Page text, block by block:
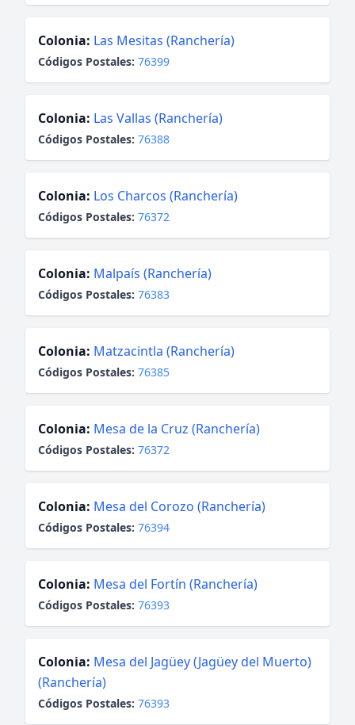
Colonia: Las Mesitas (Ranchería)
Códigos Postales: 76399
Colonia: Las Vallas (Ranchería)
Códigos Postales: 76388
Colonia: Los Charcos (Ranchería)
Códigos Postales: 76372
Colonia: Malpaís (Ranchería)
Códigos Postales: 76383
Colonia: Matzacintla (Ranchería)
Códigos Postales: 76385
Colonia: Mesa de la Cruz (Ranchería)
Códigos Postales: 76372
Colonia: Mesa del Corozo (Ranchería)
Códigos Postales: 76394
Colonia: Mesa del Fortín (Ranchería)
Códigos Postales: 76393
Colonia: Mesa del Jagüey (Jagüey del Muerto)
(Ranchería)
Códigos Postales: 76393